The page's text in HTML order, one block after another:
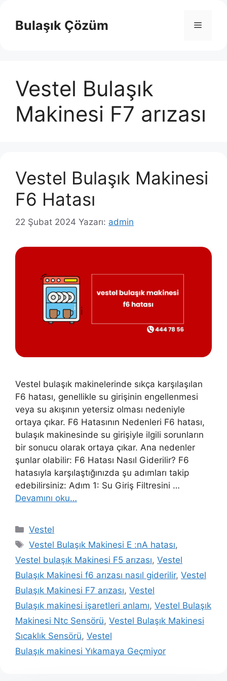
Bulaşık Çözüm Menü
Vestel Bulaşık
Makinesi F7 arızası
Vestel Bulaşık Makinesi
F6 Hatası
22 Şubat 2024 Yazarı: admin
Vestel bulaşık makinelerinde sıkça karşılaşılan
F6 hatası, genellikle su girişinin engellenmesi
veya su akışının yetersiz olması nedeniyle
ortaya çıkar. F6 Hatasının Nedenleri F6 hatası,
bulaşık makinesinde su girişiyle ilgili sorunların
bir sonucu olarak ortaya çıkar. Ana nedenler
şunlar olabilir: F6 Hatası Nasıl Giderilir? F6
hatasıyla karşılaştığınızda şu adımları takip
edebilirsiniz: Adım 1: Su Giriş Filtresini …
Devamını oku…
Kategoriler
Vestel
Etiketler
Vestel Bulaşık Makinesi E :nA hatası,
Vestel bulaşık Makinesi F5 arızası, Vestel
Bulaşık Makinesi f6 arızası nasıl giderilir, Vestel
Bulaşık Makinesi F7 arızası, Vestel
Bulaşık makinesi işaretleri anlamı, Vestel Bulaşık
Makinesi Ntc Sensörü, Vestel Bulaşık Makinesi
Sıcaklık Sensörü, Vestel
Bulaşık makinesi Yıkamaya Geçmiyor